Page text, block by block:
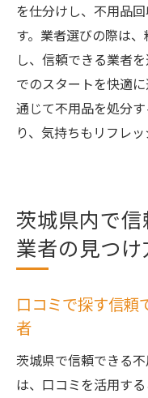
を仕分けし、不用品
す。業者選びの際は
し、信頼できる業者
でのスタートを快適
通じて不用品を処分
り、気持ちもリフレッ
茨城県内で
業者の見つ
口コミで探す信頼
者
茨城県で信頼できる
は、口コミを活用す